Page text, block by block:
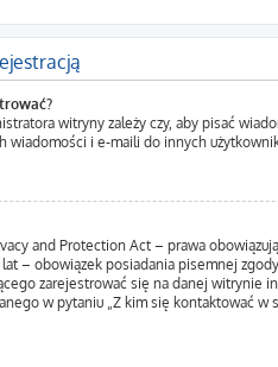
witryny zależy czy, aby pisać
wiadomości i e-maili do innych
and Protection Act – prawa
– obowiązek posiadania pisemnej
zarejestrować się na danej witrynie
w pytaniu „Z kim się kontaktować